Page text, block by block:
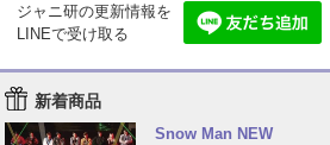
ジャニ研の更新情報を
LINEで受け取る
新着商品
Snow Man NEW